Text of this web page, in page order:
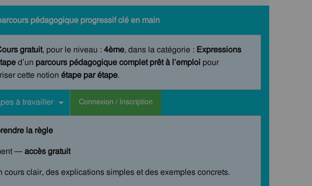
pédagogique progressif clé en main
gratuit, pour le niveau :4ème, dans la catégorie : Expressions
d’un parcours pédagogique complet prêt à l’emploi pour
cette notion étape par étape.
à travailler Connexion / Inscription
la règle
—accès gratuit
cours clair, des explications simples et des exemples concrets.